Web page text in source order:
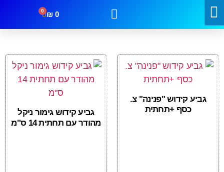
0
₪
0
גביע קידוש "פנינה" צ.
כסף +תחתית
גביע קידוש גימור ניקל
מהודר עם תחתית 14 ס"מ